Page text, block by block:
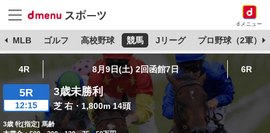
dメニュー
MLB ゴルフ 高校野球 競馬 Jリーグ プロ野球（2軍）
4R 8月9日(土) 2回函館7日 6R
5R
12:15
3歳未勝利
芝 右・1,800m 14頭
3歳 牝[指定] 馬齢